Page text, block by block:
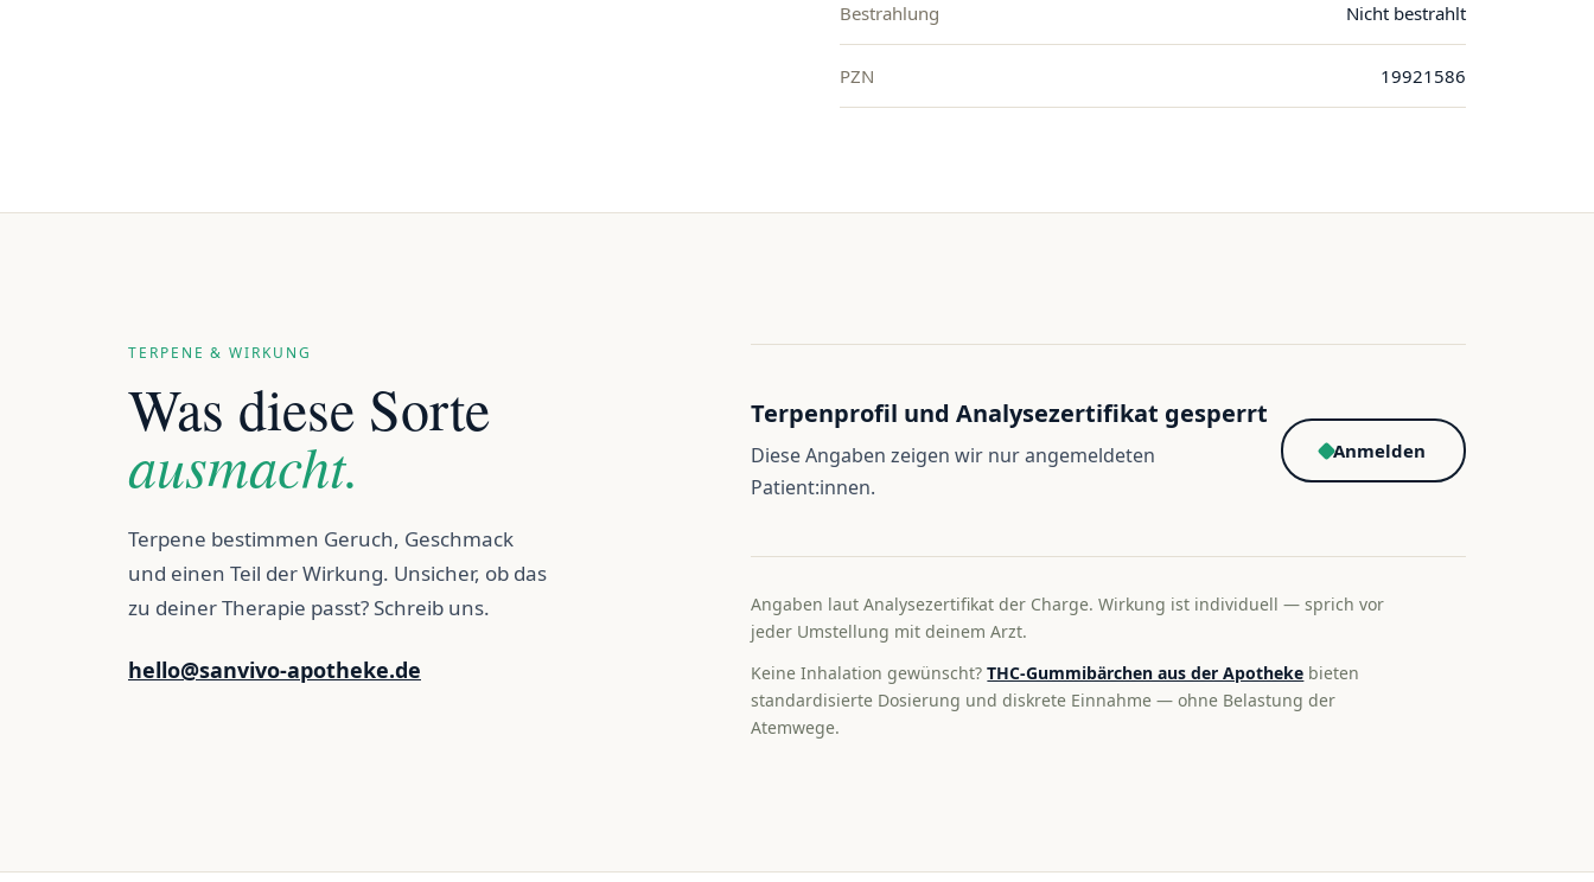
Bestrahlung Nicht bestrahlt
PZN 19921586
TERPENE & WIRKUNG
Was diese Sorte
ausmacht.
Terpene bestimmen Geruch, Geschmack
und einen Teil der Wirkung. Unsicher, ob das
zu deiner Therapie passt? Schreib uns.
hello@sanvivo-apotheke.de
Terpenprofil und Analysezertifikat gesperrt
Diese Angaben zeigen wir nur angemeldeten
Patient:innen.
Anmelden
Angaben laut Analysezertifikat der Charge. Wirkung ist individuell — sprich vor
jeder Umstellung mit deinem Arzt.
Keine Inhalation gewünscht?THC-Gummibärchen aus der Apotheke bieten
standardisierte Dosierung und diskrete Einnahme — ohne Belastung der
Atemwege.